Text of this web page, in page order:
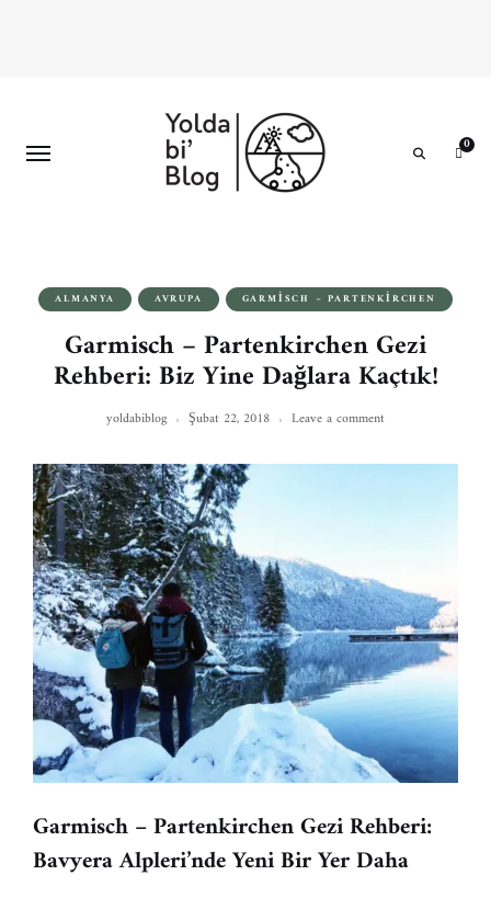
0
ALMANYA AVRUPA GARMISCH – PARTENKIRCHEN
Garmisch – Partenkirchen Gezi
Rehberi: Biz Yine Dağlara Kaçtık!
yoldabiblog Şubat 22, 2018 Leave a comment
Garmisch – Partenkirchen Gezi Rehberi:
Bavyera Alpleri’nde Yeni Bir Yer Daha